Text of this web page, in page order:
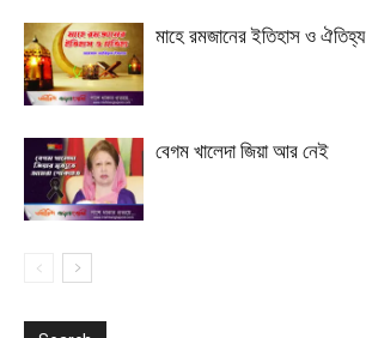
মাহে রমজানের ইতিহাস ও ঐতিহ্য
বেগম খালেদা জিয়া আর নেই